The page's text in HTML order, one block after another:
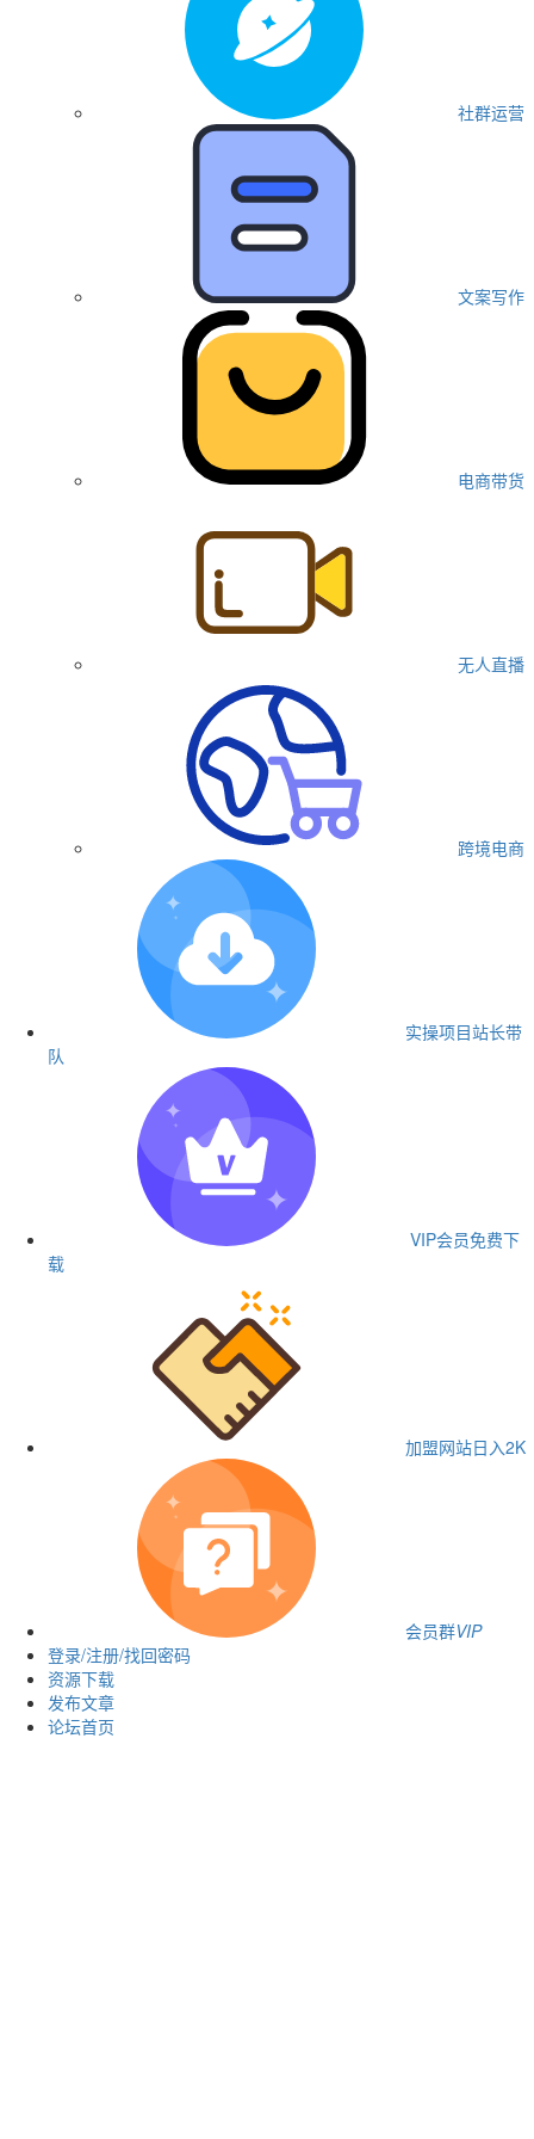
社群运营
文案写作
电商带货
无人直播
跨境电商
实操项目站长带
队
VIP会员免费下
载
加盟网站日入2K
会员群VIP
登录/注册/找回密码
资源下载
发布文章
论坛首页